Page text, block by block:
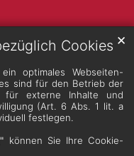
Cookies
optimales Webseiten-
sind für den Betrieb der
für externe Inhalte und
(Art. 6 Abs. 1 lit. a
festlegen.
können Sie Ihre Cookie-
✕